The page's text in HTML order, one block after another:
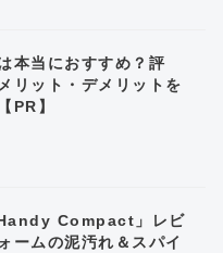
本当におすすめ？評
リット・デメリットを
PR】
Compact」レビ
ームの泥汚れ＆スパイ